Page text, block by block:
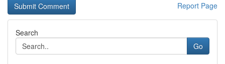
Report Page
Search
Go